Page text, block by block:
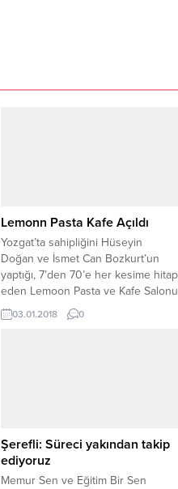
Lemonn Pasta Kafe Açıldı
Yozgat’ta sahipliğini Hüseyin
Doğan ve İsmet Can Bozkurt’un
yaptığı, 7’den 70’e her kesime hitap
eden Lemoon Pasta ve Kafe Salonu
düzenlenen törenle hizmete açıldı.
03.01.2018 0
Şerefli: Süreci yakından takip
ediyoruz
Memur Sen ve Eğitim Bir Sen